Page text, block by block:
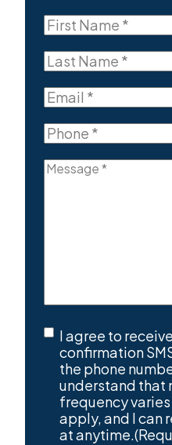
First
Last
Email(Required)
Phone(Required)
Message(Required)
SMS
Consent
I agree to
confirmation
the phone
understand that
frequency
apply, and I can
at anytime.